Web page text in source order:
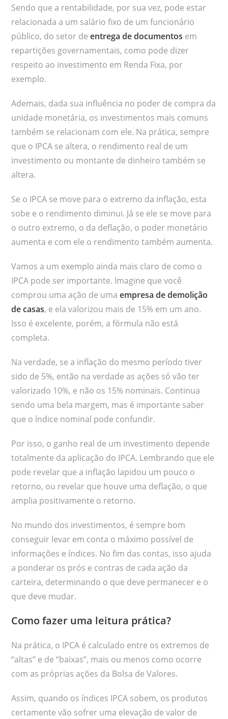
Sendo que a rentabilidade, por sua vez, pode estar
relacionada a um salário fixo de um funcionário
público, do setor deentrega de documentos em
repartições governamentais, como pode dizer
respeito ao investimento em Renda Fixa, por
exemplo.
Ademais, dada sua influência no poder de compra da
unidade monetária, os investimentos mais comuns
também se relacionam com ele. Na prática, sempre
que o IPCA se altera, o rendimento real de um
investimento ou montante de dinheiro também se
altera.
Se o IPCA se move para o extremo da inflação, esta
sobe e o rendimento diminui. Já se ele se move para
o outro extremo, o da deflação, o poder monetário
aumenta e com ele o rendimento também aumenta.
Vamos a um exemplo ainda mais claro de como o
IPCA pode ser importante. Imagine que você
comprou uma ação de umaempresa de demolição
de casas, e ela valorizou mais de 15% em um ano.
Isso é excelente, porém, a fórmula não está
completa.
Na verdade, se a inflação do mesmo período tiver
sido de 5%, então na verdade as ações só vão ter
valorizado 10%, e não os 15% nominais. Continua
sendo uma bela margem, mas é importante saber
que o índice nominal pode confundir.
Por isso, o ganho real de um investimento depende
totalmente da aplicação do IPCA. Lembrando que ele
pode revelar que a inflação lapidou um pouco o
retorno, ou revelar que houve uma deflação, o que
amplia positivamente o retorno.
No mundo dos investimentos, é sempre bom
conseguir levar em conta o máximo possível de
informações e índices. No fim das contas, isso ajuda
a ponderar os prós e contras de cada ação da
carteira, determinando o que deve permanecer e o
que deve mudar.
Como fazer uma leitura prática?
Na prática, o IPCA é calculado entre os extremos de
“altas” e de “baixas”, mais ou menos como ocorre
com as próprias ações da Bolsa de Valores.
Assim, quando os índices IPCA sobem, os produtos
certamente vão sofrer uma elevação de valor de